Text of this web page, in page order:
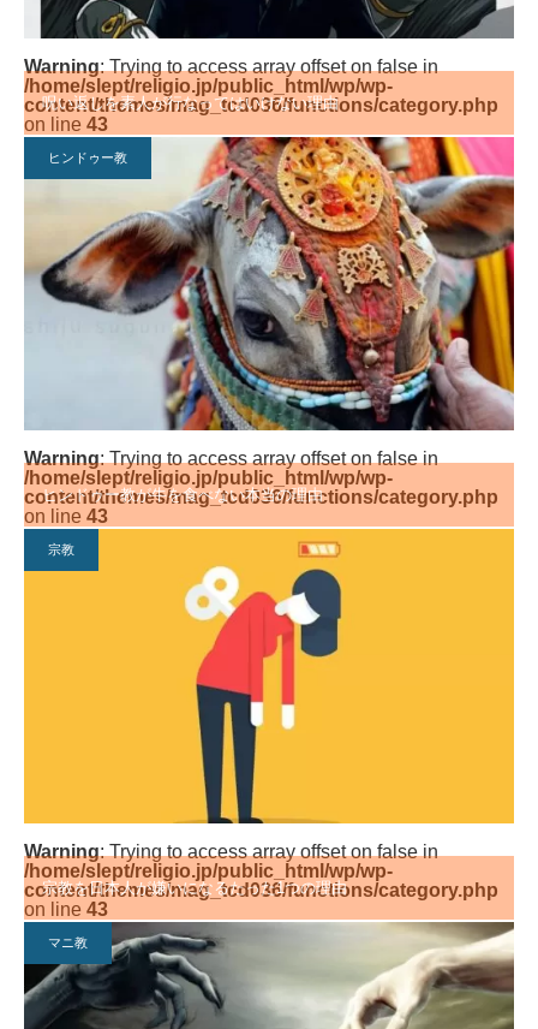
Warning: Trying to access array offset on false in
/home/slept/religio.jp/public_html/wp/wp-
content/themes/mag_tcd036/functions/category.php
on line 43
呪い返しを素人が行なってはいけない理由
Warning: Trying to access array offset on false in
/home/slept/religio.jp/public_html/wp/wp-
content/themes/mag_tcd036/functions/category.php
on line 43
ヒンドゥー教
ヒンドゥー教が牛を食べない本当の理由
Warning: Trying to access array offset on false in
/home/slept/religio.jp/public_html/wp/wp-
content/themes/mag_tcd036/functions/category.php
on line 43
宗教
宗教を日本人が嫌いになるたった1つの理由
マニ教